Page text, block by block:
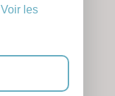
Voir les